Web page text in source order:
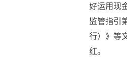
好运用现
监管指引
行）》等
红。